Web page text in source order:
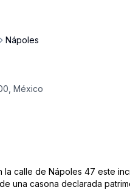
Nápoles
México
calle de Nápoles 47 este
una casona declarada